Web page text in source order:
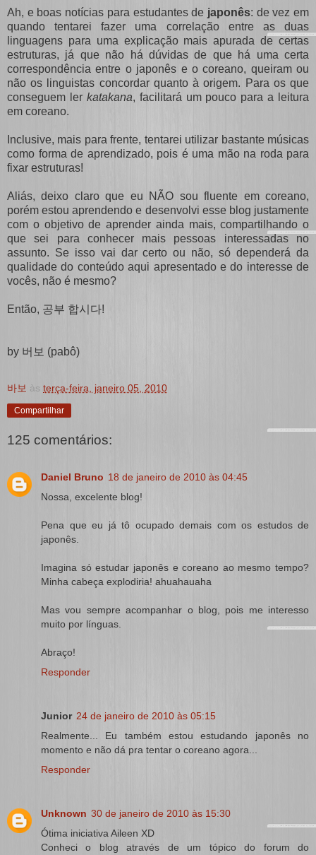
Ah, e boas notícias para estudantes de japonês: de vez em
quando tentarei fazer uma correlação entre as duas
linguagens para uma explicação mais apurada de certas
estruturas, já que não há dúvidas de que há uma certa
correspondência entre o japonês e o coreano, queiram ou
não os linguistas concordar quanto à origem. Para os que
conseguem ler katakana, facilitará um pouco para a leitura
em coreano.
Inclusive, mais para frente, tentarei utilizar bastante músicas
como forma de aprendizado, pois é uma mão na roda para
fixar estruturas!
Aliás, deixo claro que eu NÃO sou fluente em coreano,
porém estou aprendendo e desenvolvi esse blog justamente
com o objetivo de aprender ainda mais, compartilhando o
que sei para conhecer mais pessoas interessadas no
assunto. Se isso vai dar certo ou não, só dependerá da
qualidade do conteúdo aqui apresentado e do interesse de
vocês, não é mesmo?
Então, 공부 합시다!
by 버보 (pabô)
바보 às terça-feira, janeiro 05, 2010
Compartilhar
125 comentários:
Daniel Bruno 18 de janeiro de 2010 às 04:45
Nossa, excelente blog!
Pena que eu já tô ocupado demais com os estudos de
japonês.
Imagina só estudar japonês e coreano ao mesmo tempo?
Minha cabeça explodiria! ahuahauaha
Mas vou sempre acompanhar o blog, pois me interesso
muito por línguas.
Abraço!
Responder
Junior 24 de janeiro de 2010 às 05:15
Realmente... Eu também estou estudando japonês no
momento e não dá pra tentar o coreano agora...
Responder
Unknown 30 de janeiro de 2010 às 15:30
Ótima iniciativa Aileen XD
Conheci o blog através de um tópico do forum do